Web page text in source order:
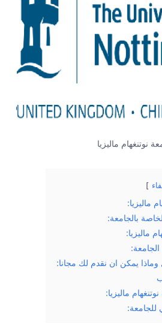
نوتنغهام ماليزيا
ماليزيا:
بالجامعة:
ماليزيا:
يمكن ان نقدم لك مجانا:
ماليزيا:
للجامعة: